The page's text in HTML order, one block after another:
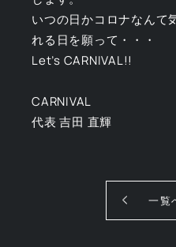
いつの日かコロナなんて
れる日を願って・・・
Let’s CARNIVAL!!
CARNIVAL
代表 吉田 直輝
一覧